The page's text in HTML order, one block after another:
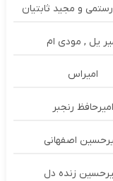
و مجید ثابتیان
یل , مودی ام
امیراس
امیرحافظ رنجبر
اصفهانی
زنده دل